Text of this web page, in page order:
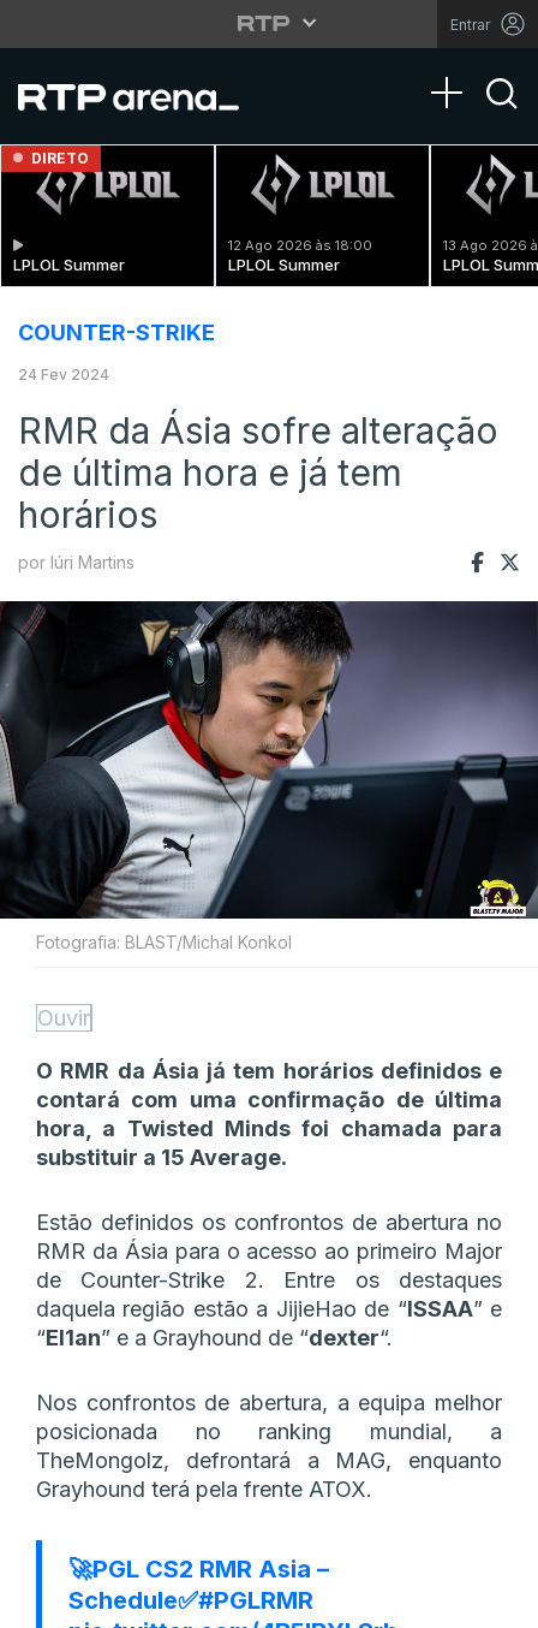
Entrar
Toggle
DIRETO
LPLOL Summer
12 Ago 2026 às 18:00
LPLOL Summer
13 Ago 2026
LPLOL
COUNTER-STRIKE
24 Fev 2024
RMR da Ásia sofre alteração
de última hora e já tem
horários
por Iúri Martins
Fotografia: BLAST/Michal Konkol
Ouvir
O RMR da Ásia já tem horários definidos e
contará com uma confirmação de última
hora, a Twisted Minds foi chamada para
substituir a 15 Average.
Estão definidos os confrontos de abertura no
RMR da Ásia para o acesso ao primeiro Major
de Counter-Strike 2. Entre os destaques
daquela região estão a JijieHao de “ISSAA” e
“El1an” e a Grayhound de “dexter“.
Nos confrontos de abertura, a equipa melhor
posicionada no ranking mundial, a
TheMongolz, defrontará a MAG, enquanto
Grayhound terá pela frente ATOX.
🚀PGL CS2 RMR Asia –
Schedule✅#PGLRMR